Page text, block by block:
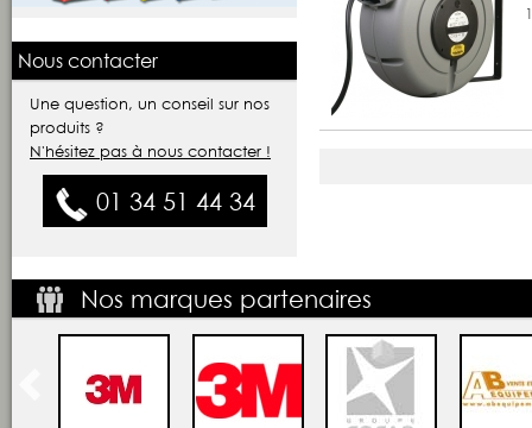
Nous contacter
Une question, un conseil sur nos
produits ?
N'hésitez pas à nous contacter !
01 34 51 44 34
Nos marques partenaires